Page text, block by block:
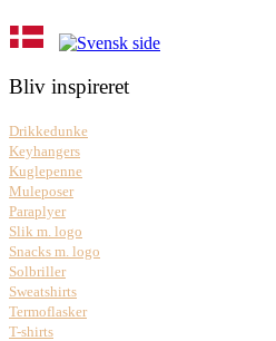
Bliv inspireret
Drikkedunke
Keyhangers
Kuglepenne
Muleposer
Paraplyer
Slik m. logo
Snacks m. logo
Solbriller
Sweatshirts
Termoflasker
T-shirts